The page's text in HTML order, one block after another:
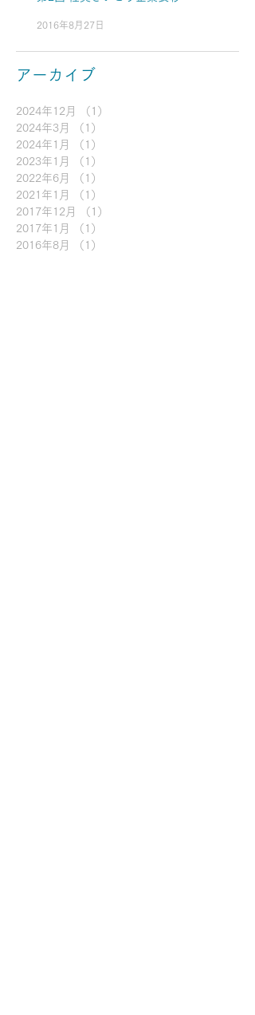
2016年8月27日
アーカイブ
2024年12月 （1）
2024年3月
（1）
2024年1月
（1）
2023年1月
（1）
2022年6月
（1）
2021年1月
（1）
2017年12月
（1）
2017年1月
（1）
2016年8月
（1）